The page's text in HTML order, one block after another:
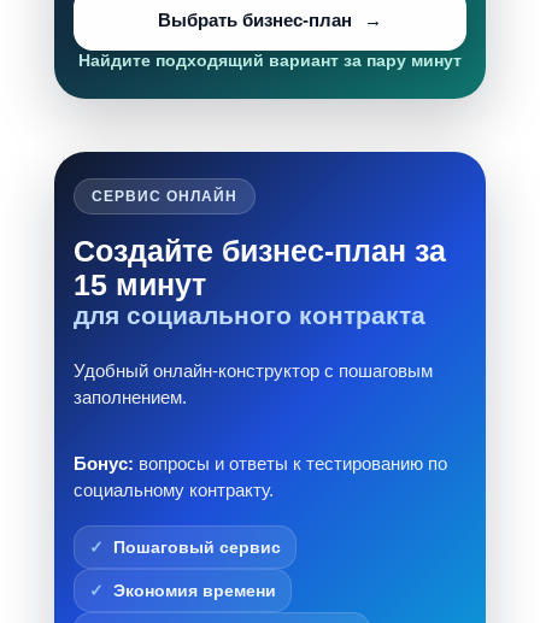
Выбрать бизнес-план
Найдите подходящий вариант за пару минут
СЕРВИС ОНЛАЙН
Создайте бизнес-план за
15 минут
для социального контракта
Удобный онлайн-конструктор с пошаговым
заполнением.
Бонус: вопросы и ответы к тестированию по
социальному контракту.
Пошаговый сервис
Экономия времени